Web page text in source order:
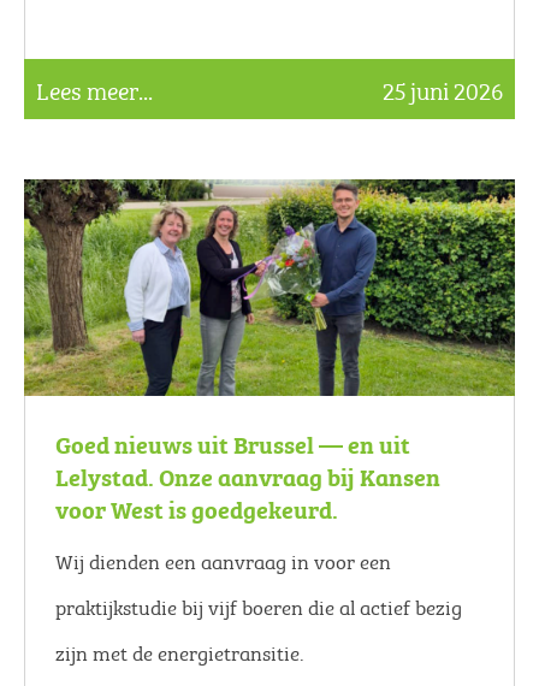
Lees meer... 25 juni 2026
Goed nieuws uit Brussel — en uit
Lelystad. Onze aanvraag bij Kansen
voor West is goedgekeurd.
Wij dienden een aanvraag in voor een
praktijkstudie bij vijf boeren die al actief bezig
zijn met de energietransitie.